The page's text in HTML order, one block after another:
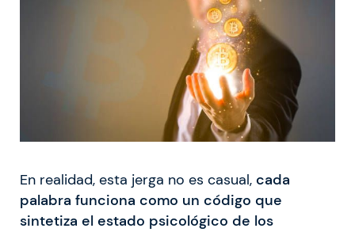
En realidad, esta jerga no es casual, cada
palabra funciona como un código que
sintetiza el estado psicológico de los